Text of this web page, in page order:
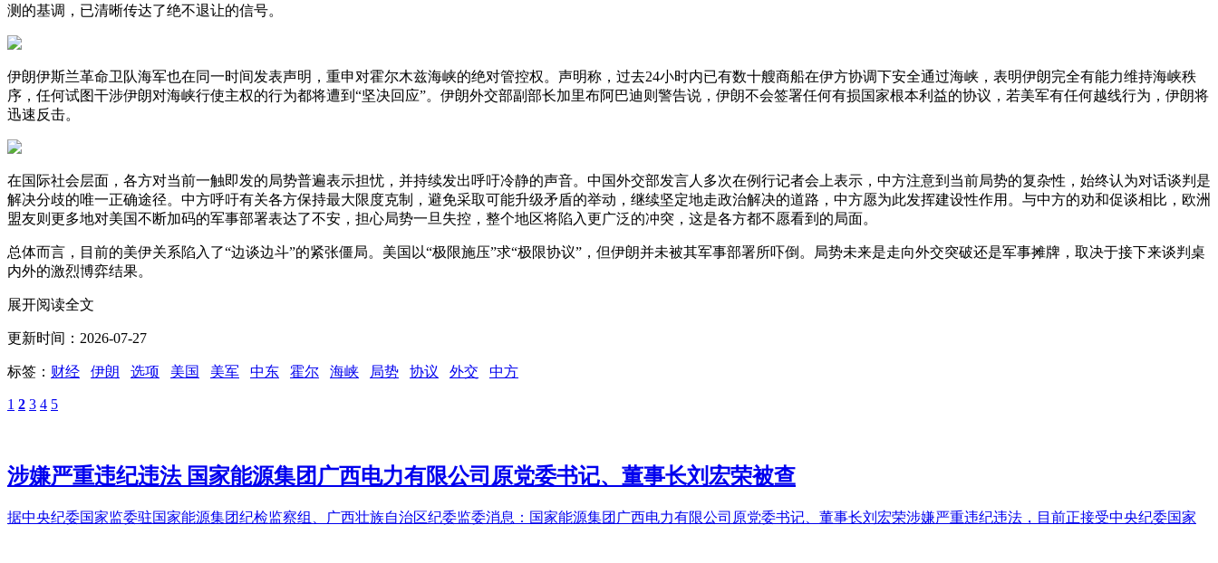
测的基调，已清晰传达了绝不退让的信号。
伊朗伊斯兰革命卫队海军也在同一时间发表声明，重申对霍尔木兹海峡的绝对管控权。声明称，过去24小时内已有数十艘商船在伊方协调下安全通过海峡，表明伊朗完全有能力维持海峡秩
序，任何试图干涉伊朗对海峡行使主权的行为都将遭到“坚决回应”。伊朗外交部副部长加里布阿巴迪则警告说，伊朗不会签署任何有损国家根本利益的协议，若美军有任何越线行为，伊朗将
迅速反击。
在国际社会层面，各方对当前一触即发的局势普遍表示担忧，并持续发出呼吁冷静的声音。中国外交部发言人多次在例行记者会上表示，中方注意到当前局势的复杂性，始终认为对话谈判是
解决分歧的唯一正确途径。中方呼吁有关各方保持最大限度克制，避免采取可能升级矛盾的举动，继续坚定地走政治解决的道路，中方愿为此发挥建设性作用。与中方的劝和促谈相比，欧洲
盟友则更多地对美国不断加码的军事部署表达了不安，担心局势一旦失控，整个地区将陷入更广泛的冲突，这是各方都不愿看到的局面。
总体而言，目前的美伊关系陷入了“边谈边斗”的紧张僵局。美国以“极限施压”求“极限协议”，但伊朗并未被其军事部署所吓倒。局势未来是走向外交突破还是军事摊牌，取决于接下来谈判桌
内外的激烈博弈结果。
展开阅读全文
更新时间：2026-07-27
标签： 财经 伊朗 选项 美国 美军 中东 霍尔 海峡 局势 协议 外交 中方
1 2 3 4 5
涉嫌严重违纪违法 国家能源集团广西电力有限公司原党委书记、董事长刘宏荣被查
据中央纪委国家监委驻国家能源集团纪检监察组、广西壮族自治区纪委监委消息：国家能源集团广西电力有限公司原党委书记、董事长刘宏荣涉嫌严重违纪违法，目前正接受中央纪委国家